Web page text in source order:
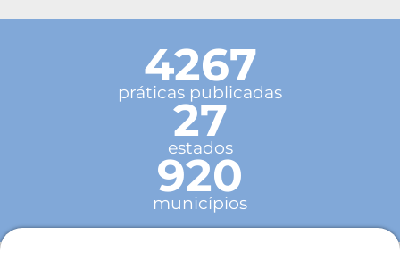
4267
práticas publicadas
27
estados
920
municípios